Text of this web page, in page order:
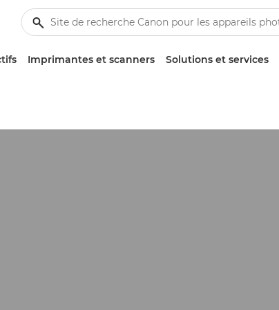
Imprimantes et scanners Solutions et services